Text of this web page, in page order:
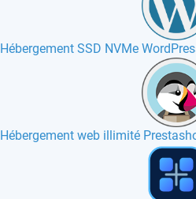
Hébergement SSD NVMe
Hébergement web illimité